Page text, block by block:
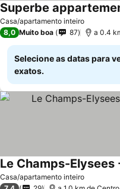
Casa/apartamento inteiro
Superbe
8,0 Muito boa 87 a 0.4
Selecione as datas para
exatos.
Casa/apartamento inteiro